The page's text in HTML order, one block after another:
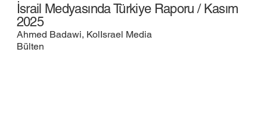
İsrail Medyasında Türkiye Raporu / Kasım
2025
Ahmed Badawi, KolIsrael Media
Bülten